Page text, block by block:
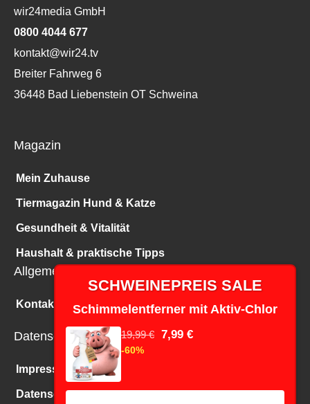
wir24media GmbH
0800 4044 677
kontakt@wir24.tv
Breiter Fahrweg 6
36448 Bad Liebenstein OT Schweina
Magazin
Mein Zuhause
Tiermagazin Hund & Katze
Gesundheit & Vitalität
Haushalt & praktische Tipps
Allgemeines
Kontakt
Datenschutz
Impressum
Datenschutz
SCHWEINEPREIS SALE
Schimmelentferner mit Aktiv-Chlor
19,99 € 7,99 €
-60%